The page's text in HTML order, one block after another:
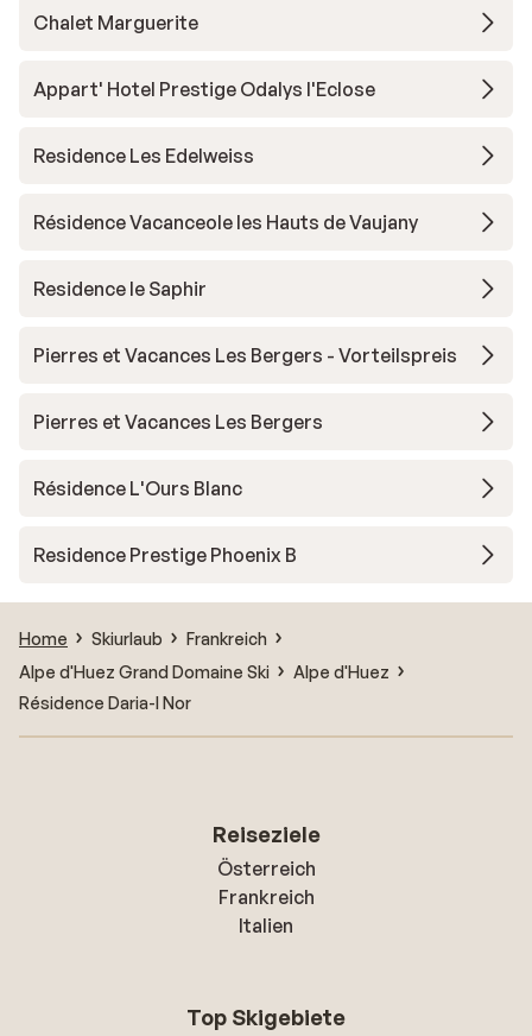
Chalet Marguerite
Appart' Hotel Prestige Odalys l'Eclose
Residence Les Edelweiss
Résidence Vacanceole les Hauts de Vaujany
Residence le Saphir
Pierres et Vacances Les Bergers - Vorteilspreis
Pierres et Vacances Les Bergers
Résidence L'Ours Blanc
Residence Prestige Phoenix B
Home Skiurlaub
Frankreich
Alpe d'Huez Grand Domaine Ski
Alpe d'Huez
Résidence Daria-I Nor
Reiseziele
Österreich
Frankreich
Italien
Top Skigebiete